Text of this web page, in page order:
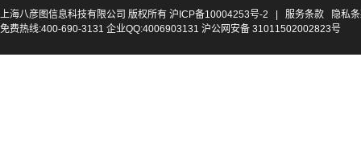
上海八彦图信息科技有限公司 版权所有 沪ICP备10004253号-2 服务条款
隐私
免费热线:400-690-3131 企业QQ:4006903131 沪公网安备 31011502002823号